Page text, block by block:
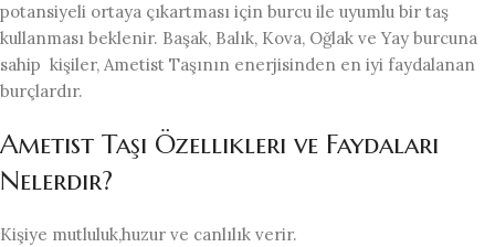
potansiyeli ortaya çıkartması için burcu ile uyumlu bir taş
kullanması beklenir. Başak, Balık, Kova, Oğlak ve Yay burcuna
sahip kişiler, Ametist Taşının enerjisinden en iyi faydalanan
burçlardır.
Ametist Taşı Özellikleri ve Faydaları
Nelerdir?
Kişiye mutluluk,huzur ve canlılık verir.